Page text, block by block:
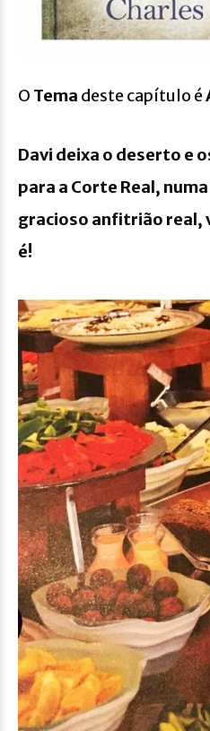
O Tema deste capítulo é
Davi deixa o deserto e
para a Corte Real,
gracioso anfitrião real,
é!